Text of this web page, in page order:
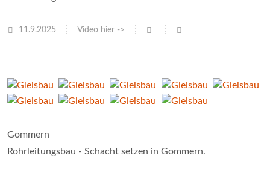
11.9.2025 Video hier ->
Gommern
Rohrleitungsbau - Schacht setzen in Gommern.